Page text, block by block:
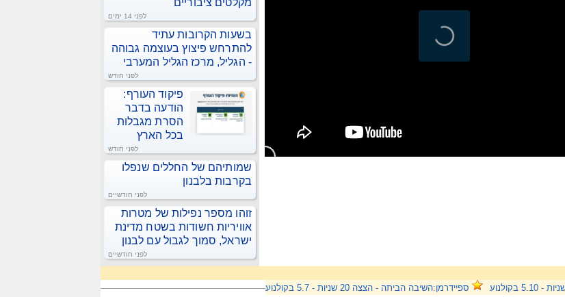
מקלטים ציבוריים
לפני 14 ימים
בשעות הקרובות עתיד
להתרחש פיצוץ בעוצמה גבוהה
- הגליל, מרכז הגליל המערבי
לפני חודש
פיקוד העורף:
הודעה בדבר
הסרת מגבלות
בכל הארץ
לפני חודש
שמותיהם של החללים שנפלו
בקרבות בלבנון
לפני חודשיים
זוהו מספר נפילות של מטרות
אוויריות חשודות בשטח מדינת
ישראל, סמוך לגבול עם לבנון
לפני חודשיים
ספיידרמן:השיבה הביתה - הצצה 20 שניות - 5.7 בקולנוע